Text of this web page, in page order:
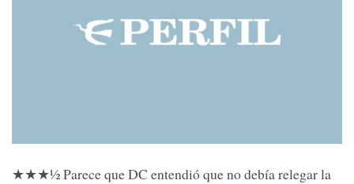
★★★1⁄2 Parece que DC entendió que no debía relegar la